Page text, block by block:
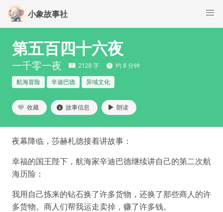
小象故事社
第五百四十六夜
一千零一夜 2128 字 约 8 分钟
航海冒险 辛迪巴德 异域文化
收藏 故事信息 朗读
夜幕降临，莎赫札德接着讲故事：
幸福的国王陛下，航海家辛迪巴德继续讲自己的第二次航
海历险：
我用自己拣来的钻石换了许多货物，还换了那些商人的许
多货物。商人们帮我运走卖掉，赚了许多钱。